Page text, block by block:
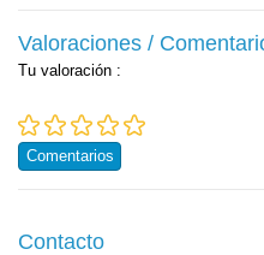
Valoraciones /
Tu valoración :
Comentarios
Contacto